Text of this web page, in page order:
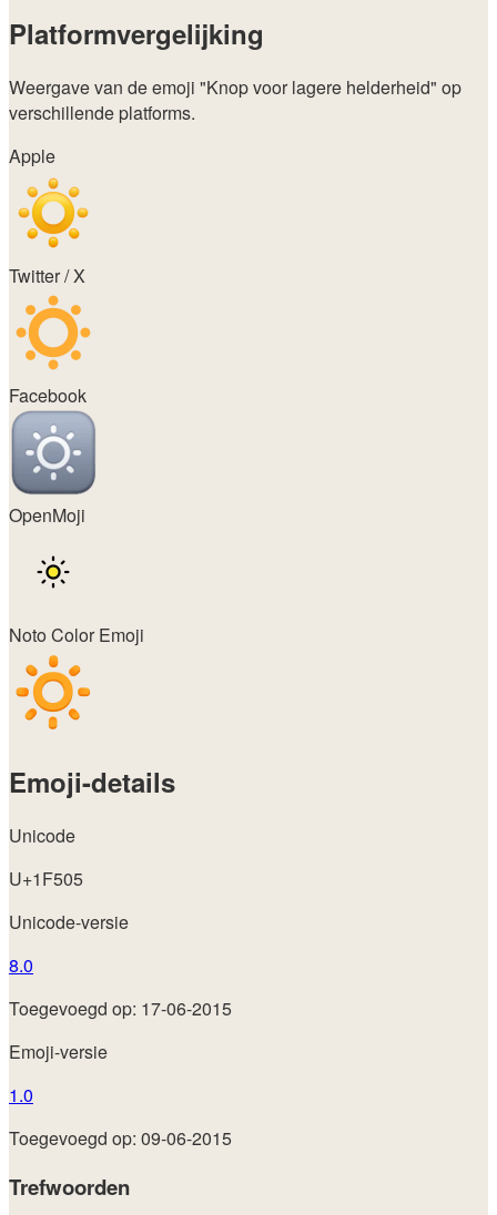
Platformvergelijking
Weergave van de emoji "Knop voor lagere helderheid" op
verschillende platforms.
Apple
Twitter / X
Facebook
OpenMoji
Noto Color Emoji
Emoji-details
Unicode
U+1F505
Unicode-versie
8.0
Toegevoegd op: 17-06-2015
Emoji-versie
1.0
Toegevoegd op: 09-06-2015
Trefwoorden